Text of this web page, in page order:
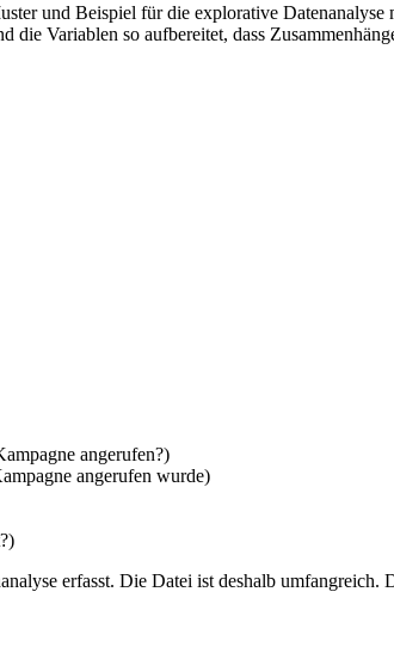
und Beispiel für die explorative
Variablen so aufbereitet, dass
angerufen?)
angerufen wurde)
erfasst. Die Datei ist deshalb